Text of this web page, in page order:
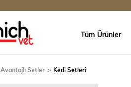
Tüm Ürünler
Avantajlı Setler Kedi Setleri